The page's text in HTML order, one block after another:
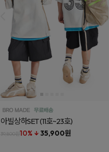
아빌상하SET(11호~23호)
39,800원10% ↓ 35,900원